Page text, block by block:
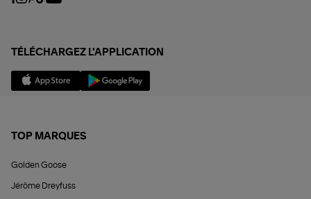
TÉLÉCHARGEZ L'APPLICATION
TOP MARQUES
Golden Goose
Jérôme Dreyfuss